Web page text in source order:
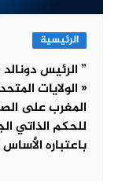
الرئيسية
” الرئيس
« الولايات
المغرب على
للحكم الذاتي
باعتباره